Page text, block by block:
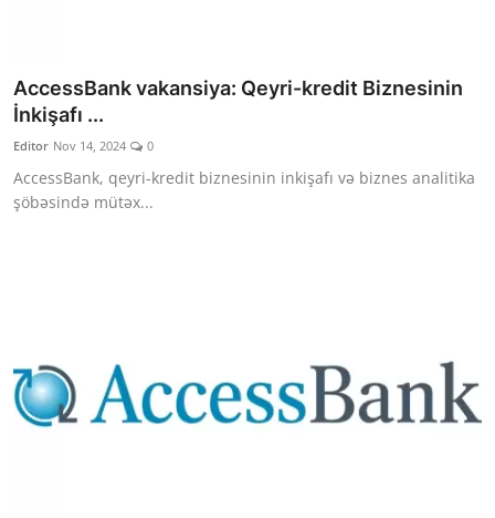
AccessBank vakansiya: Qeyri-kredit Biznesinin
İnkişafı ...
Editor Nov 14, 2024 0
AccessBank, qeyri-kredit biznesinin inkişafı və biznes analitika
şöbəsində mütəx...